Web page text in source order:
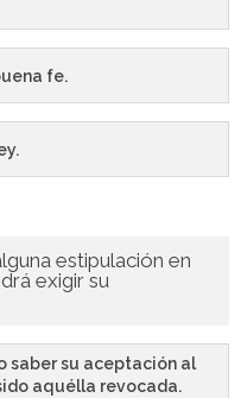
General
Comunidad de
Generalitat Valenciana
fe.
estipulación en
exigir su
saber su aceptación al
aquélla revocada.